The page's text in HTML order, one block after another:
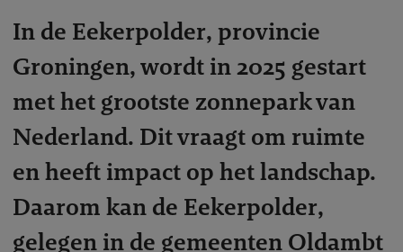
In de Eekerpolder, provincie
Groningen, wordt in 2025 gestart
met het grootste zonnepark van
Nederland. Dit vraagt om ruimte
en heeft impact op het landschap.
Daarom kan de Eekerpolder,
gelegen in de gemeenten Oldambt